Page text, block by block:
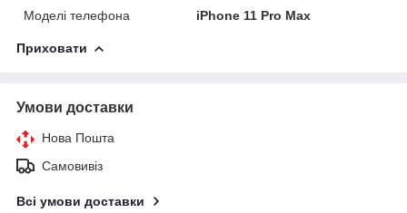
Моделі телефона
iPhone 11 Pro Max
Приховати
Умови доставки
Нова Пошта
Самовивіз
Всі умови доставки